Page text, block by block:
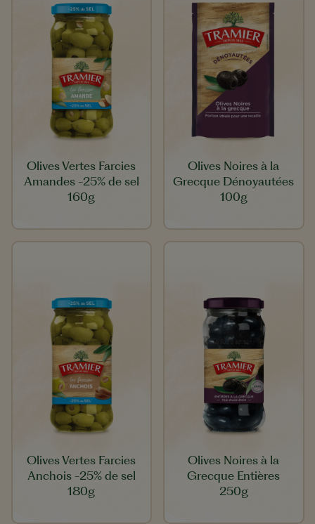
Olives Vertes Farcies
Amandes -25% de sel
160g
Olives Noires à la
Grecque Dénoyautées
100g
Olives Vertes Farcies
Anchois -25% de sel
180g
Olives Noires à la
Grecque Entières
250g